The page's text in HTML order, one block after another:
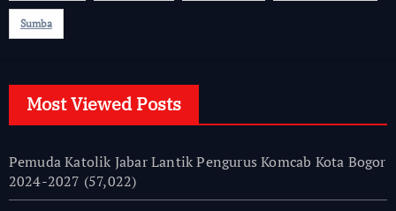
Sumba
Most Viewed Posts
Pemuda Katolik Jabar Lantik Pengurus Komcab Kota Bogor
2024-2027 (57,022)